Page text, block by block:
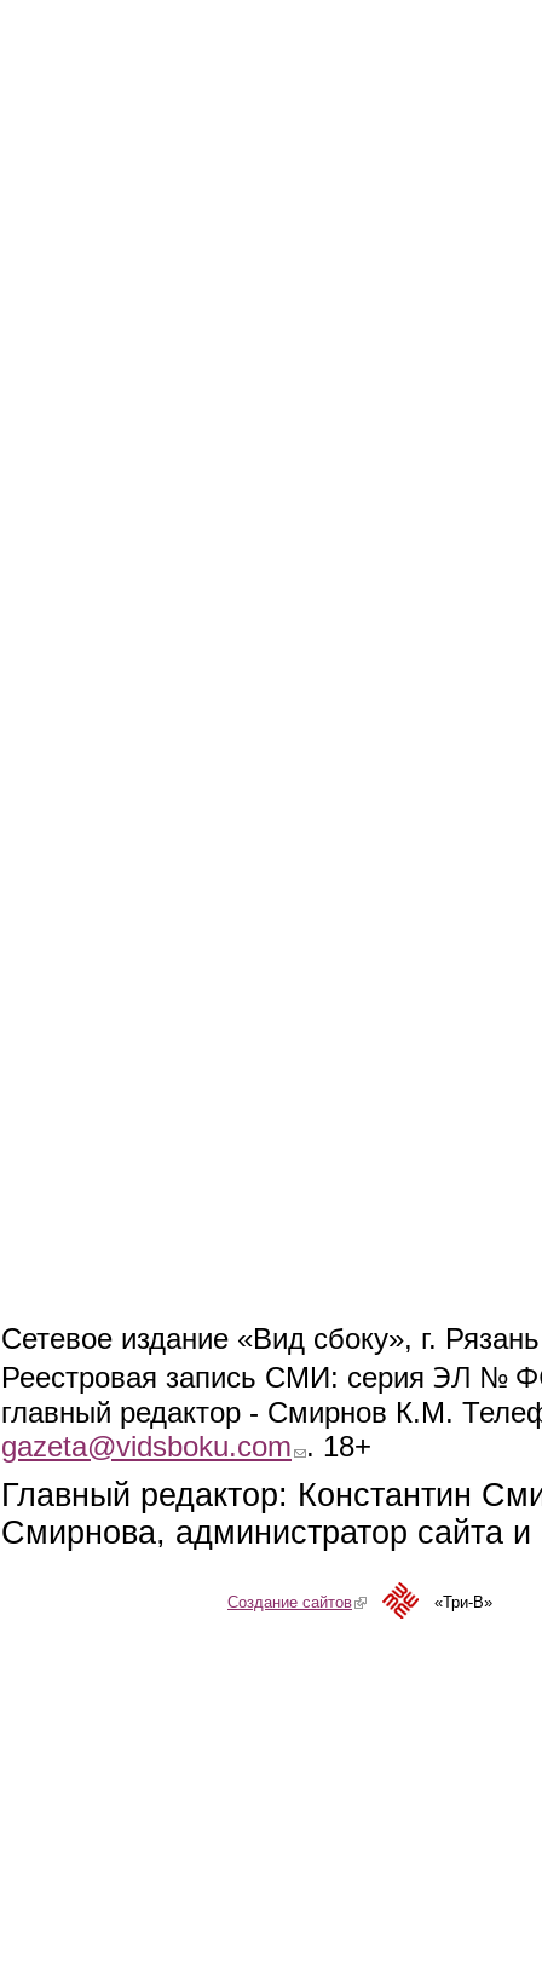
Сетевое издание «Вид сбоку», г.
Реестровая запись СМИ: серия ЭЛ №
главный редактор - Смирнов К.М.
gazeta@vidsboku.com (link sends e-mail)
. 18+
Главный редактор: Константин
Смирнова, администратор сайта
Создание сайтов(link is external)«Три-В»